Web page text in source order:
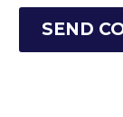
SEND